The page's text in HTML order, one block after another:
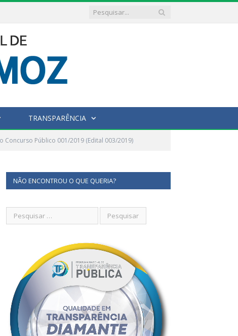
TRANSPARÊNCIA
Concurso Público 001/2019 (Edital 003/2019)
NÃO ENCONTROU O QUE QUERIA?